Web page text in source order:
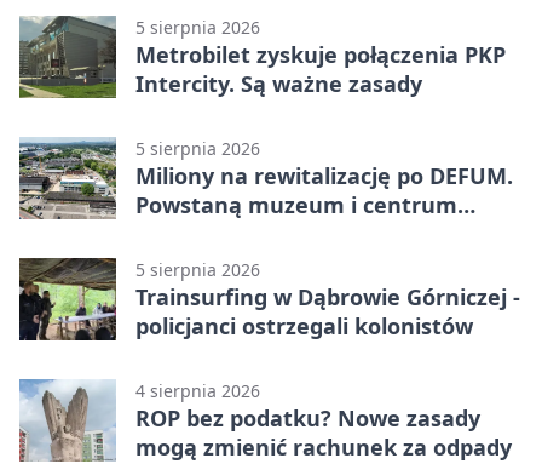
5 sierpnia 2026
Metrobilet zyskuje połączenia PKP
Intercity. Są ważne zasady
5 sierpnia 2026
Miliony na rewitalizację po DEFUM.
Powstaną muzeum i centrum
5 sierpnia 2026
Trainsurfing w Dąbrowie Górniczej -
policjanci ostrzegali kolonistów
4 sierpnia 2026
ROP bez podatku? Nowe zasady
mogą zmienić rachunek za odpady